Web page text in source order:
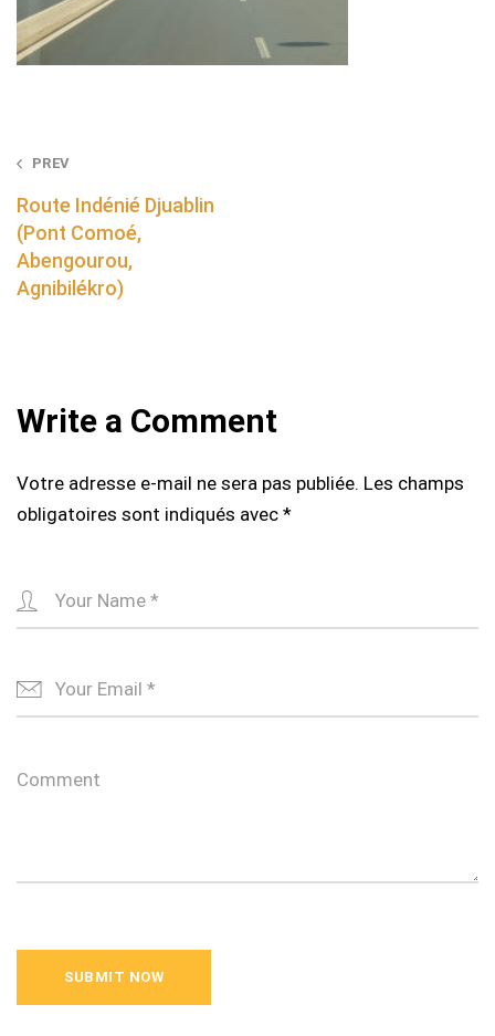
Post
navigation
PREV
Route Indénié Djuablin
(Pont Comoé,
Abengourou,
Agnibilékro)
Write a Comment
Votre adresse e-mail ne sera pas publiée. Les champs
obligatoires sont indiqués avec *